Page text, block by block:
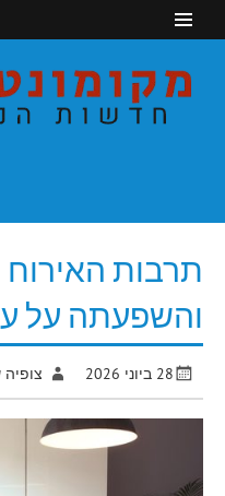
תרבות
והשפעתה על
28 ביוני 2026 צופיה